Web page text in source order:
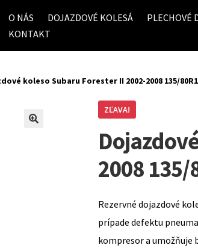
O NÁS DOJAZDOVÉ KOLESÁ PLECHOVÉ
KONTAKT
koleso Subaru Forester II 2002-2008 135/
ZĽAVA!
2008 135/
Rezervné dojazdové
prípade defektu
kompresor a umožňuje